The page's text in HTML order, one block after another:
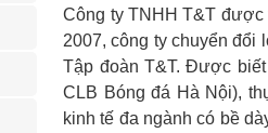
Công ty TNHH T&T được
2007, công ty chuyển đổi
Tập đoàn T&T. Được
CLB Bóng đá Hà Nội),
kinh tế đa ngành có bề